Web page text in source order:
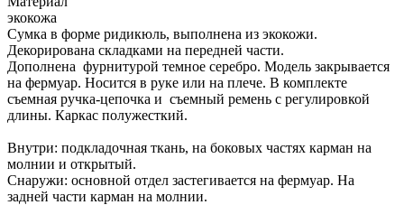
экокожа
Сумка в форме ридикюль, выполнена из экокожи.
Декорирована складками на передней части.
Дополнена фурнитурой темное серебро. Модель закрывается
на фермуар. Носится в руке или на плече. В комплекте
съемная ручка-цепочка и съемный ремень с регулировкой
длины. Каркас полужесткий.
Внутри: подкладочная ткань, на боковых частях карман на
молнии и открытый.
Снаружи: основной отдел застегивается на фермуар. На
задней части карман на молнии.